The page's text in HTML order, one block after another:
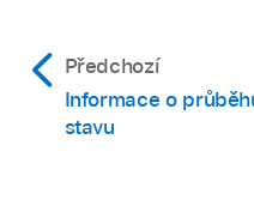
Předchozí
Informace o
stavu